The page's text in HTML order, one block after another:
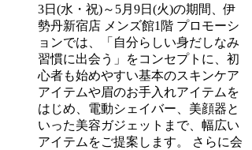
3日(水・祝)～5月9日(火)の期間、伊
勢丹新宿店 メンズ館1階 プロモーシ
ョンでは、「自分らしい身だしなみ
習慣に出会う」をコンセプトに、初
心者も始めやすい基本のスキンケア
アイテムや眉のお手入れアイテムを
はじめ、電動シェイバー、美顔器と
いった美容ガジェットまで、幅広い
アイテムをご提案します。 さらに会